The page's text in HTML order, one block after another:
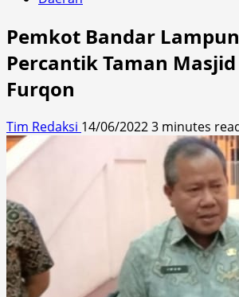
Pemkot Bandar
Percantik Taman
Furqon
Tim Redaksi 14/06/20223 minutes